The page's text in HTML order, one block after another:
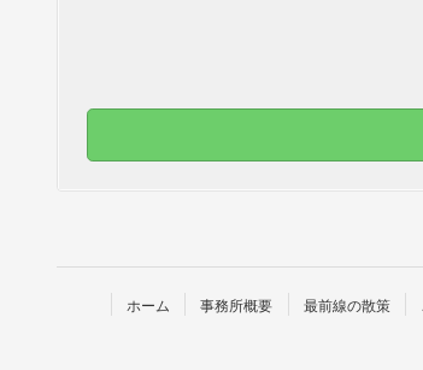
ホーム 事務所概要 最前線の散策